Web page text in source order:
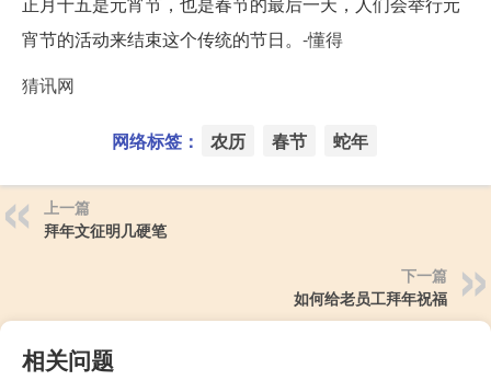
宵节的活动来结束这个传统的节日。 -懂得
猜讯网
网络标签： 农历 春节 蛇年
上一篇
拜年文征明几硬笔
下一篇
如何给老员工拜年祝福
相关问题